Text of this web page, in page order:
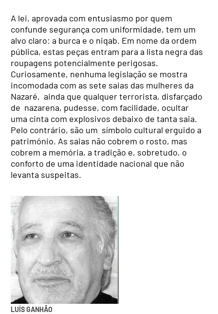
A lei, aprovada com entusiasmo por quem
confunde segurança com uniformidade, tem um
alvo claro: a burca e o niqab. Em nome da ordem
pública, estas peças entram para a lista negra das
roupagens potencialmente perigosas.
Curiosamente, nenhuma legislação se mostra
incomodada com as sete saias das mulheres da
Nazaré, ainda que qualquer terrorista, disfarçado
de nazarena, pudesse, com facilidade, ocultar
uma cinta com explosivos debaixo de tanta saia.
Pelo contrário, são um símbolo cultural erguido a
património. As saias não cobrem o rosto, mas
cobrem a memória, a tradição e, sobretudo, o
conforto de uma identidade nacional que não
levanta suspeitas.
LUÍS GANHÃO